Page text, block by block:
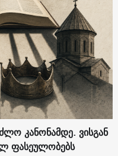
კანონამდე. ვისგან
ფასეულობებს